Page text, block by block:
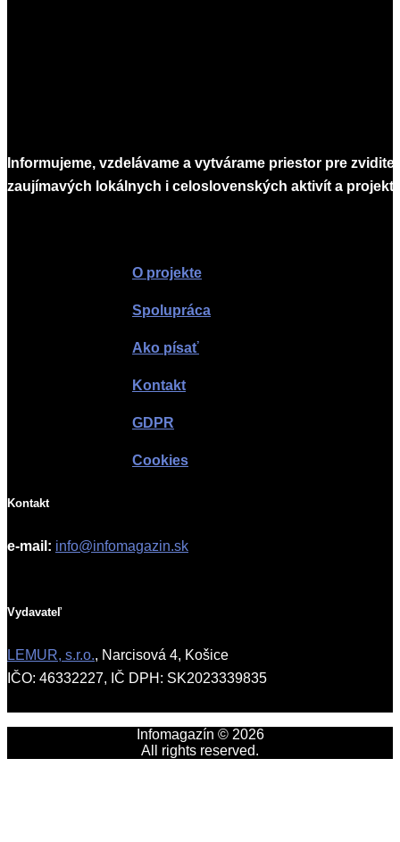
Informujeme, vzdelávame a vytvárame priestor pre
zaujímavých lokálnych i celoslovenských aktivít a
O projekte
Spolupráca
Ako písať
Kontakt
GDPR
Cookies
Kontakt
e-mail: info@infomagazin.sk
Vydavateľ
LEMUR, s.r.o., Narcisová 4, Košice
IČO: 46332227, IČ DPH: SK2023339835
Infomagazín © 2026
All rights reserved.